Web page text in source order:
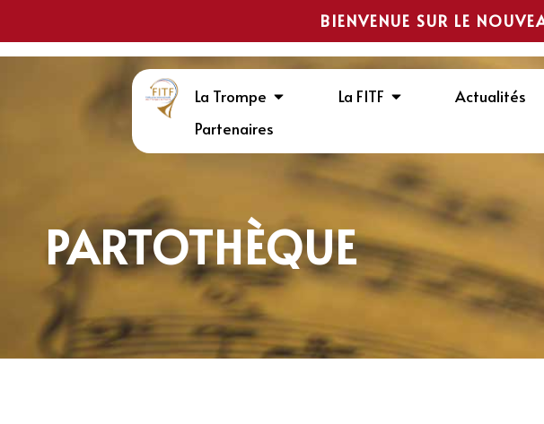
BIENVENUE SUR LE
La Trompe La FITF Actualités
Partenaires
PARTOTHÈQUE